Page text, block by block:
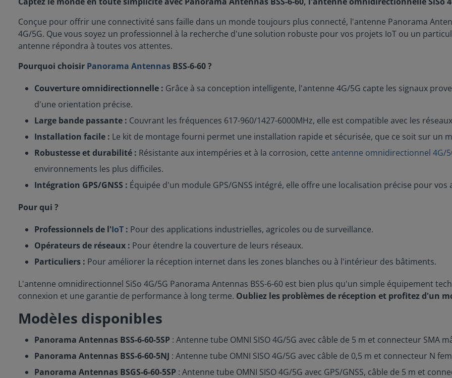
Conçue pour offrir une connectivité sans faille dans un monde toujours plus connecté, l'antenne Panorama
4G/5G. Que vous soyez un professionnel à la recherche d'une solution robuste pour vos projets IoT ou un
antenne répondra à toutes vos attentes.
Pourquoi choisir Panorama Antennas BSS-6-60 ?
Couverture omnidirectionnelle : Grâce à sa conception intelligente, l'antenne 4G/5G capte les signaux
d'une orientation précise.
Large bande passante : Couvrant les fréquences 617-960/1427-6000MHz, elle est compatible avec les
Installation facile : Le kit de montage fourni permet une installation rapide et sécurisée, que ce soit sur un
Robustesse et durabilité : Résistante aux intempéries et à la corrosion, cette antenne omnidirectionnel 4G/
environnements les plus difficiles.
Intégration GPS/GNSS : Équipée d'un module GPS/GNSS intégré, elle offre une localisation précise pour vos
Pour qui ?
Professionnels de l'IoT : Pour des applications industrielles, agricoles ou de surveillance.
Opérateurs de réseaux : Pour étendre la couverture de leurs réseaux.
Particuliers : Pour améliorer la réception internet dans les zones blanches ou à l'intérieur des bâtiments.
L'antenne omnidirectionnel SiSo 4G/5G Panorama Antennas BSS-6-60 est bien plus qu'un simple équipement
connexion et une garantie de performance à long terme. Oubliez les problèmes de réception et profitez d'un
Modèles disponibles
Panorama Antennas BSS-6-60-5SP : Antenne tube OMNI SISO 4G/5G avec câble de 5 m et connecteur SMA
Panorama Antennas BSS-6-60-5NJ : Antenne tube OMNI SISO 4G/5G avec câble de 0,5 m et connecteur N
Panorama Antennas BSGS-6-60-5SP : Antenne tube OMNI SISO 4G/5G avec GPS/GNSS, câble de 5 m et